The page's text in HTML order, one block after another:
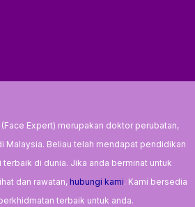
(Face Expert) merupakan doktor perubatan,
Malaysia. Beliau telah mendapat pendidikan
terbaik di dunia. Jika anda berminat untuk
dan rawatan, hubungi kami. Kami bersedia
terbaik untuk anda.